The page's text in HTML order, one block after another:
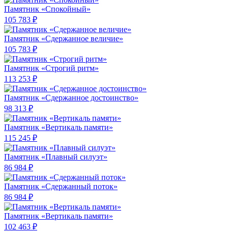
Памятник «Спокойный»
105 783 ₽
Памятник «Сдержанное величие»
105 783 ₽
Памятник «Строгий ритм»
113 253 ₽
Памятник «Сдержанное достоинство»
98 313 ₽
Памятник «Вертикаль памяти»
115 245 ₽
Памятник «Плавный силуэт»
86 984 ₽
Памятник «Сдержанный поток»
86 984 ₽
Памятник «Вертикаль памяти»
102 463 ₽